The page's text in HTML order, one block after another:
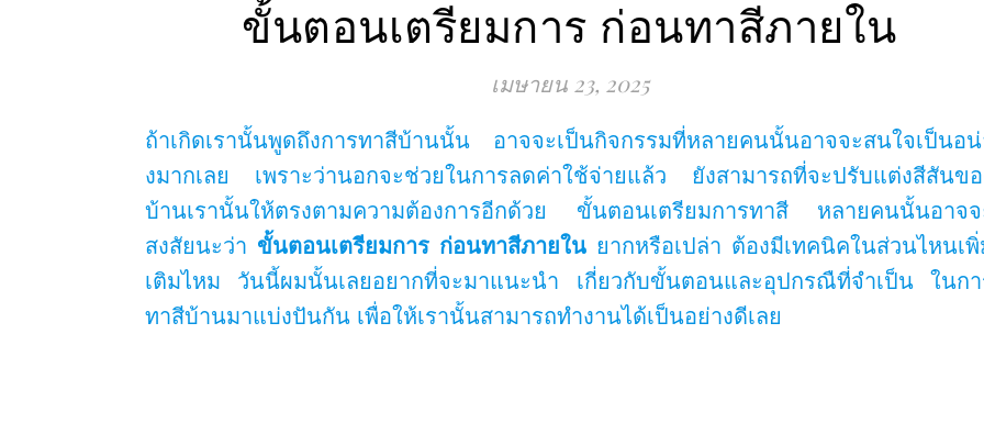
ขั้นตอนเตรียมการ ก่อนทาสีภายใน
เมษายน 23, 2025
ถ้าเกิดเรานั้นพูดถึงการทาสีบ้านนั้น อาจจะเป็นกิจกรรมที่หลายคนนั้นอาจจะสนใจเป็นอน่
งมากเลย เพราะว่านอกจะช่วยในการลดค่าใช้จ่ายแล้ว ยังสามารถที่จะปรับแต่งสีสันขอ
บ้านเรานั้นให้ตรงตามความต้องการอีกด้วย ขั้นตอนเตรียมการทาสี หลายคนนั้นอาจจ
สงสัยนะว่า ขั้นตอนเตรียมการ ก่อนทาสีภายใน ยากหรือเปล่า ต้องมีเทคนิคในส่วนไหนเพิ่
เติมไหม วันนี้ผมนั้นเลยอยากที่จะมาแนะนำ เกี่ยวกับขั้นตอนและอุปกรณืที่จำเป็น ในกา
ทาสีบ้านมาแบ่งปันกัน เพื่อให้เรานั้นสามารถทำงานได้เป็นอย่างดีเลย